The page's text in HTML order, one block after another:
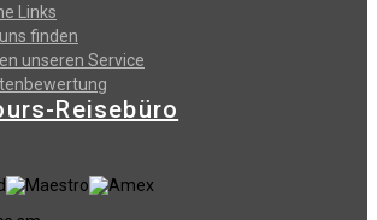
Links
finden
unseren Service
Reisebüro